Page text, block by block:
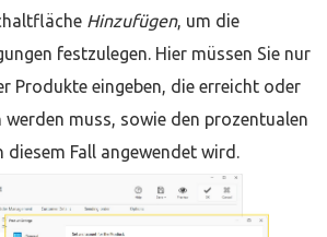
Hinzufügen, um die
festzulegen. Hier müssen Sie nur
Produkte eingeben, die erreicht oder
muss, sowie den prozentualen
diesem Fall angewendet wird.